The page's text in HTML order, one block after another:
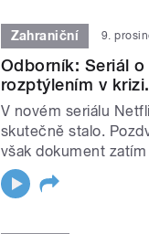
Zahraniční 9.
Odborník: Seriál
rozptýlením v
V novém seriálu
skutečně stalo.
však dokument